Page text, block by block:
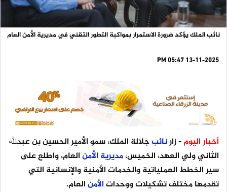
نائب الملك يؤكد ضرورة الاستمرار بمواكبة التطور التقني في مديرية الأمن العام
13-11-2025 05:47 PM
أخبار اليوم- زارنائبجلالة الملك، سمو الأمير الحسين بن عبدﷲ
الثاني ولي العهد، الخميس،مديرية الأمنالعام، واطلع على
سير الخطط العملياتية والخدمات الأمنية والإنسانية التي
تقدمها مختلف تشكيلات ووحداتالأمنالعام.